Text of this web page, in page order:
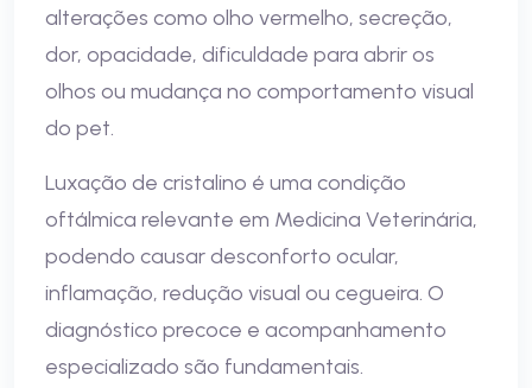
alterações como olho vermelho, secreção,
dor, opacidade, dificuldade para abrir os
olhos ou mudança no comportamento visual
do pet.
Luxação de cristalino é uma condição
oftálmica relevante em Medicina Veterinária,
podendo causar desconforto ocular,
inflamação, redução visual ou cegueira. O
diagnóstico precoce e acompanhamento
especializado são fundamentais.